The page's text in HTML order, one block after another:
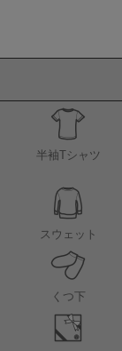
半袖Tシャツ
スウェット
くつ下